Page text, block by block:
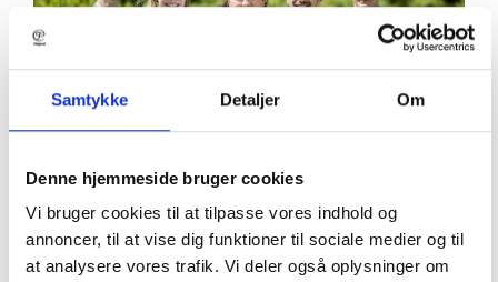
Samtykke Detaljer Om
Denne hjemmeside bruger cookies
Vi bruger cookies til at tilpasse vores indhold og
annoncer, til at vise dig funktioner til sociale medier og til
at analysere vores trafik. Vi deler også oplysninger om
Auszubildende